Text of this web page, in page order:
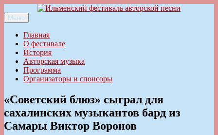
к
содержимому
Ильменский фестиваль авторской песни
Меню
Главная
О фестивале
История
Авторская музыка
Программа
Организаторы и спонсоры
«Советский блюз» сыграл для
сахалинских музыкантов бард из
Самары Виктор Воронов